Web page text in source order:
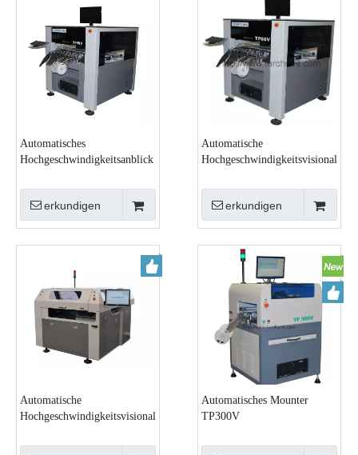
Automatisches
Hochgeschwindigkeitsanblick
erkundigen
Automatische
Hochgeschwindigkeitsvisional
TP60V
erkundigen
Automatische
Hochgeschwindigkeitsvisional
TP66V
Automatisches Mounter
TP300V